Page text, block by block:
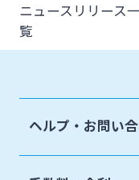
ニュースリリース一
覧
ヘルプ・お問い